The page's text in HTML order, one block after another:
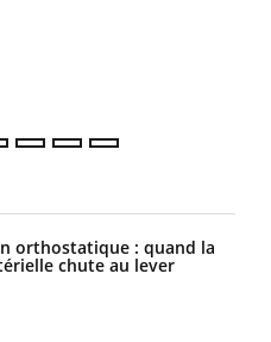
orthostatique : quand la
chute au lever